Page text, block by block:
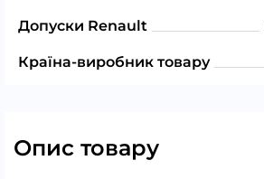
Допуски Renault
Країна-виробник товару
Опис товару